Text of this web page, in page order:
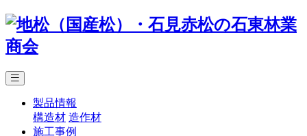
製品情報
構造材 造作材
施工事例